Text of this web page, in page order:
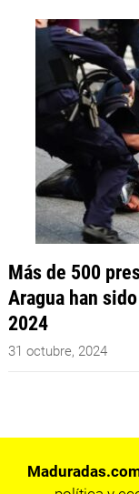
Más de 500
Aragua han
2024
31 octubre, 2024